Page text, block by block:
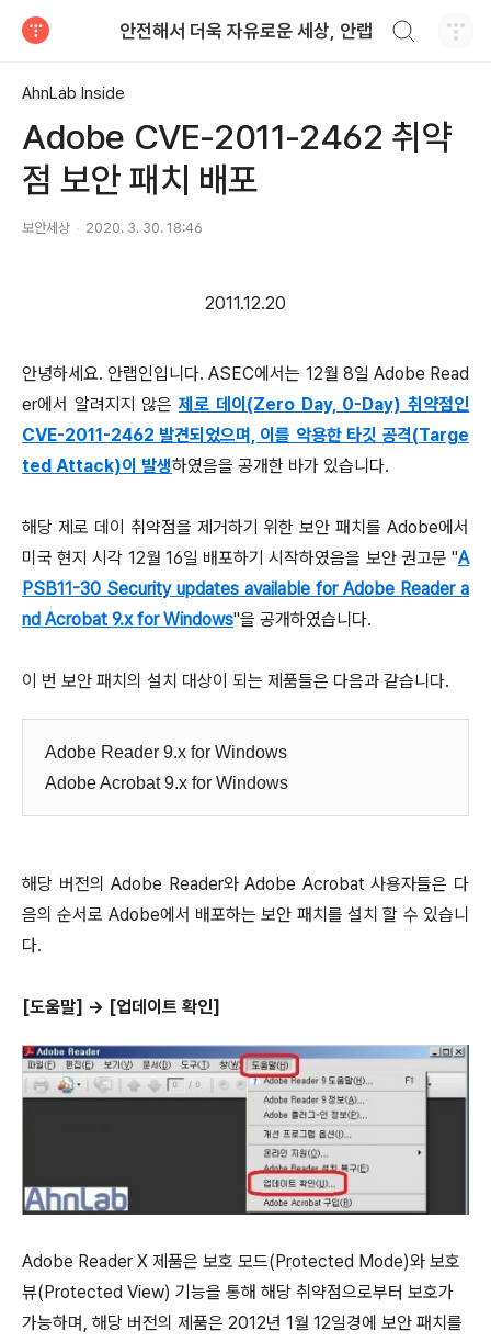
안전해서 더욱 자유로운 세상, 안랩
AhnLab Inside
Adobe CVE-2011-2462 취약
점 보안 패치 배포
보안세상 2020. 3. 30. 18:46
2011.12.20
안녕하세요. 안랩인입니다. ASEC에서는 12월 8일 Adobe Read
er에서 알려지지 않은 제로 데이(Zero Day, 0-Day) 취약점인
CVE-2011-2462 발견되었으며, 이를 악용한 타깃 공격(Targe
ted Attack)이 발생하였음을 공개한 바가 있습니다.
해당 제로 데이 취약점을 제거하기 위한 보안 패치를 Adobe에서
미국 현지 시각 12월 16일 배포하기 시작하였음을 보안 권고문 "A
PSB11-30 Security updates available for Adobe Reader a
nd Acrobat 9.x for Windows"을 공개하였습니다.
이 번 보안 패치의 설치 대상이 되는 제품들은 다음과 같습니다.
Adobe Reader 9.x for Windows
Adobe Acrobat 9.x for Windows
해당 버전의 Adobe Reader와 Adobe Acrobat 사용자들은 다
음의 순서로 Adobe에서 배포하는 보안 패치를 설치 할 수 있습니
다.
[도움말] -> [업데이트 확인]
Adobe Reader X 제품은 보호 모드(Protected Mode)와 보호
뷰(Protected View) 기능을 통해 해당 취약점으로부터 보호가
가능하며, 해당 버전의 제품은 2012년 1월 12일경에 보안 패치를